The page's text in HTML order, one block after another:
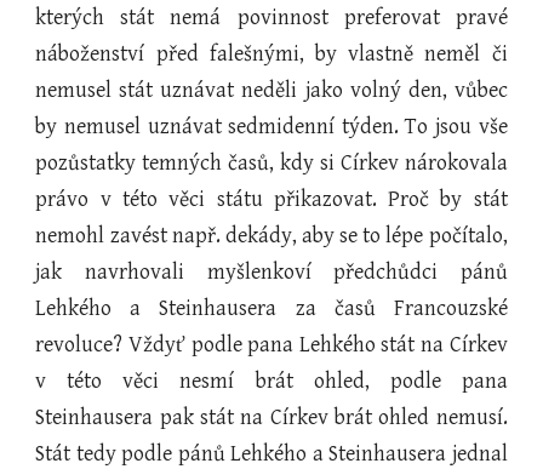
kterých stát nemá povinnost preferovat pravé
náboženství před falešnými, by vlastně neměl či
nemusel stát uznávat neděli jako volný den, vůbec
by nemusel uznávat sedmidenní týden. To jsou vše
pozůstatky temných časů, kdy si Církev nárokovala
právo v této věci státu přikazovat. Proč by stát
nemohl zavést např. dekády, aby se to lépe počítalo,
jak navrhovali myšlenkoví předchůdci pánů
Lehkého a Steinhausera za časů Francouzské
revoluce? Vždyť podle pana Lehkého stát na Církev
v této věci nesmí brát ohled, podle pana
Steinhausera pak stát na Církev brát ohled nemusí.
Stát tedy podle pánů Lehkého a Steinhausera jednal